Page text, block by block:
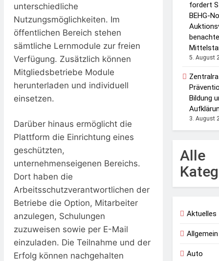
unterschiedliche
Nutzungsmöglichkeiten. Im
öffentlichen Bereich stehen
sämtliche Lernmodule zur freien
Verfügung. Zusätzlich können
Mitgliedsbetriebe Module
herunterladen und individuell
einsetzen.
Darüber hinaus ermöglicht die
Plattform die Einrichtung eines
geschützten,
unternehmenseigenen Bereichs.
Dort haben die
Arbeitsschutzverantwortlichen der
Betriebe die Option, Mitarbeiter
anzulegen, Schulungen
zuzuweisen sowie per E-Mail
einzuladen. Die Teilnahme und der
Erfolg können nachgehalten
fordert
BEHG-
5. August
Bildung
3. August
Alle
Aktuelles
Allgemein
Auto